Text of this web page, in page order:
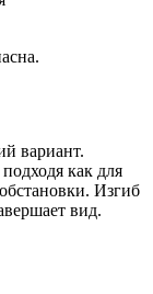
вариант.
как для
Изгиб
вид.